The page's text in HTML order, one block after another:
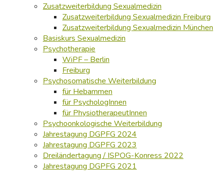
Zusatzweiterbildung Sexualmedizin
Zusatzweiterbildung Sexualmedizin Freiburg
Zusatzweiterbildung Sexualmedizin München
Basiskurs Sexualmedizin
Psychotherapie
WiPF – Berlin
Freiburg
Psychosomatische Weiterbildung
für Hebammen
für PsychologInnen
für PhysiotherapeutInnen
Psychoonkologische Weiterbildung
Jahrestagung DGPFG 2024
Jahrestagung DGPFG 2023
Dreiländertagung / ISPOG-Konress 2022
Jahrestagung DGPFG 2021